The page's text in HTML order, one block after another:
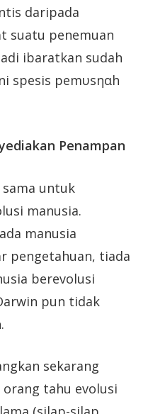
daripada
suatu penemuan
ibaratkan sudah
spesis pemυsηαh
Penampan
untuk
manusia.
manusia
pengetahuan, tiada
berevolusi
pun tidak
sekarang
orang tahu evolusi